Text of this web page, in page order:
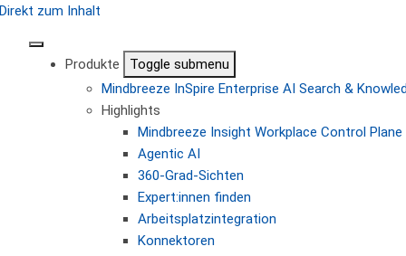
Direkt zum Inhalt
Produkte
Toggle submenu
Mindbreeze InSpire Enterprise AI Search &
Highlights
Mindbreeze Insight Workplace Control
Agentic AI
360-Grad-Sichten
Expert:innen finden
Arbeitsplatzintegration
Konnektoren